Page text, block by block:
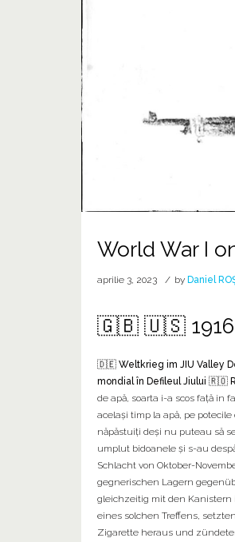
World War I
aprilie 3, 2023 by Daniel
🇬🇧 🇺🇸
🇩🇪 Weltkrieg im JIU Valley
mondial în Defileul Jiului 🇷🇴
de apă, soarta i-a scos față in
același timp la apă, pe
năpăstuiți deși nu puteau să
umplut bidoanele şi s-au
Schlacht von Oktober-
gegnerischen Lagern
gleichzeitig mit den Kanistern
eines solchen Treffens,
Zigarette heraus und